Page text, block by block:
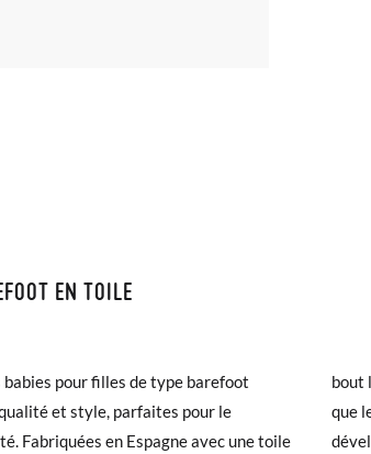
EN TOILE
babies pour filles de type barefoot
et style, parfaites pour le
Fabriquées en Espagne avec une toile
offre suffisamment d’espace pour
librement, encourageant ainsi le
sain des pieds en pleine croissance. À
RETOURS
de 4 à 5 jours ouvrables pour arriver par
elle sera expédiée le lendemain.